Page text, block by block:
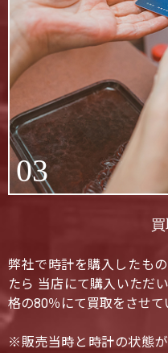
03
弊社で時計を購入したも
たら 当店にて購入いただ
格の80％にて買取をさせて
※販売当時と時計の状態が